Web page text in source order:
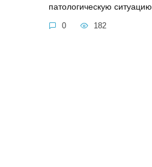
патологическую ситуацию
0 182